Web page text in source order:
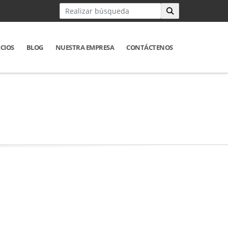
BLOG NUESTRA EMPRESA CONTÁCTENOS